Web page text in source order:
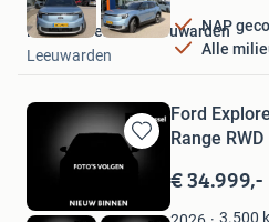
NAP
Alle
Ford Sutherland Leeuwarden
Leeuwarden
Bewaren
in
Favorieten
Ford
Range
€ 34.999,-
3.500